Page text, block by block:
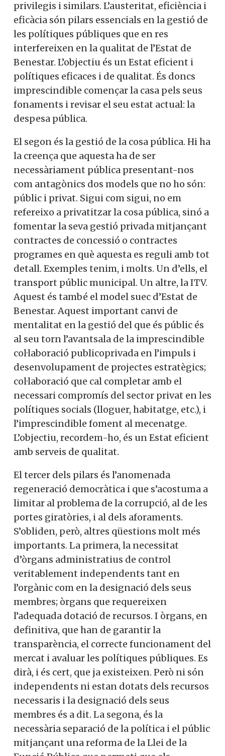
privilegis i similars. L’austeritat, eficiència i
eficàcia són pilars essencials en la gestió de
les polítiques públiques que en res
interfereixen en la qualitat de l’Estat de
Benestar. L’objectiu és un Estat eficient i
polítiques eficaces i de qualitat. És doncs
imprescindible començar la casa pels seus
fonaments i revisar el seu estat actual: la
despesa pública.
El segon és la gestió de la cosa pública. Hi ha
la creença que aquesta ha de ser
necessàriament pública presentant-nos
com antagònics dos models que no ho són:
públic i privat. Sigui com sigui, no em
refereixo a privatitzar la cosa pública, sinó a
fomentar la seva gestió privada mitjançant
contractes de concessió o contractes
programes en què aquesta es reguli amb tot
detall. Exemples tenim, i molts. Un d’ells, el
transport públic municipal. Un altre, la ITV.
Aquest és també el model suec d’Estat de
Benestar. Aquest important canvi de
mentalitat en la gestió del que és públic és
al seu torn l’avantsala de la imprescindible
col·laboració publicoprivada en l’impuls i
desenvolupament de projectes estratègics;
col·laboració que cal completar amb el
necessari compromís del sector privat en les
polítiques socials (lloguer, habitatge, etc.), i
l’imprescindible foment al mecenatge.
L’objectiu, recordem-ho, és un Estat eficient
amb serveis de qualitat.
El tercer dels pilars és l’anomenada
regeneració democràtica i que s’acostuma a
limitar al problema de la corrupció, al de les
portes giratòries, i al dels aforaments.
S’obliden, però, altres qüestions molt més
importants. La primera, la necessitat
d’òrgans administratius de control
veritablement independents tant en
l’orgànic com en la designació dels seus
membres; òrgans que requereixen
l’adequada dotació de recursos. I òrgans, en
definitiva, que han de garantir la
transparència, el correcte funcionament del
mercat i avaluar les polítiques públiques. Es
dirà, i és cert, que ja existeixen. Però ni són
independents ni estan dotats dels recursos
necessaris i la designació dels seus
membres és a dit. La segona, és la
necessària separació de la política i el públic
mitjançant una reforma de la Llei de la